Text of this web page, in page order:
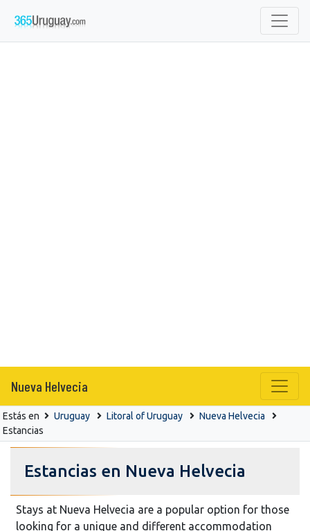
Nueva Helvecia
Estás en Uruguay Litoral of Uruguay
Nueva Helvecia
Estancias
Estancias en Nueva Helvecia
Stays at Nueva Helvecia are a popular option for those
looking for a unique and different accommodation